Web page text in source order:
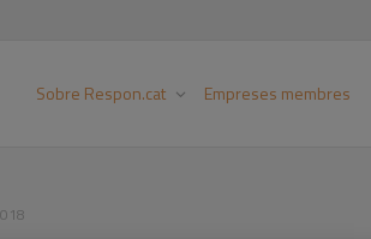
Sobre Respon.cat Empreses membres